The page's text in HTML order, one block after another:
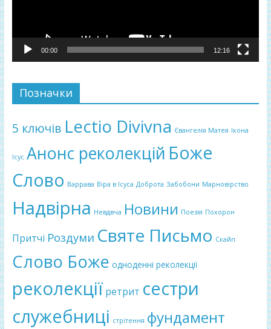
00:00 12:16
Позначки
5 ключів Lectio Divivna Євангелія Матея Ікона
Ісус Анонс реколекцій Боже
Слово Варрава Віра в Ісуса Доброта Забобони Марновірство
Надвірна Невдвча Новини Поезія Похорон
Притчі Роздуми Святе Письмо Скайп
Слово Боже одноденні реколекції
реколекції ретрит сестри
служебниці стрітення фундамент